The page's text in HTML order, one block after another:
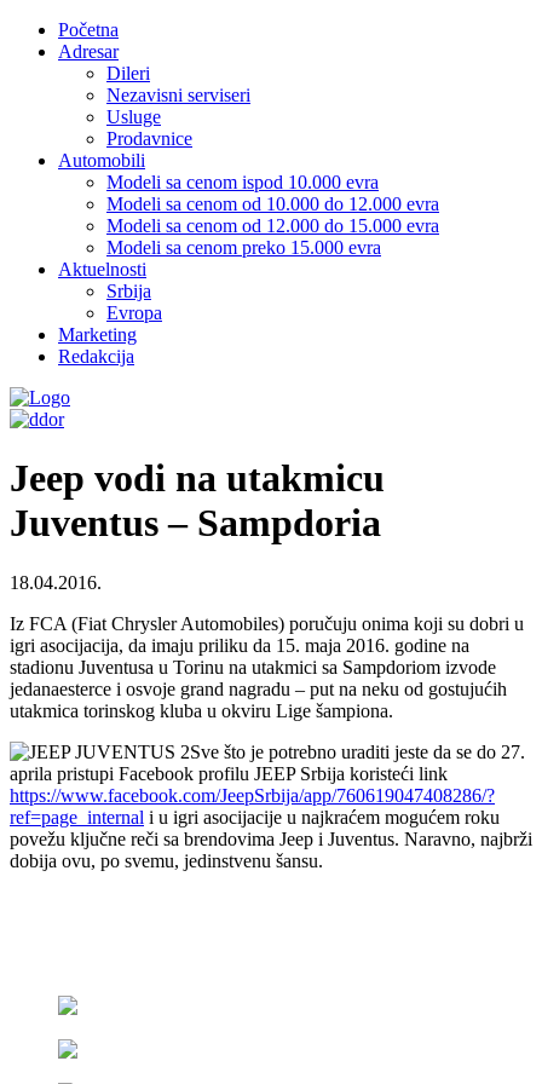
Početna
Adresar
Dileri
Nezavisni serviseri
Usluge
Prodavnice
Automobili
Modeli sa cenom ispod 10.000 evra
Modeli sa cenom od 10.000 do 12.000 evra
Modeli sa cenom od 12.000 do 15.000 evra
Modeli sa cenom preko 15.000 evra
Aktuelnosti
Srbija
Evropa
Marketing
Redakcija
Jeep vodi na utakmicu
Juventus – Sampdoria
18.04.2016.
Iz FCA (Fiat Chrysler Automobiles) poručuju onima koji su dobri u
igri asocijacija, da imaju priliku da 15. maja 2016. godine na
stadionu Juventusa u Torinu na utakmici sa Sampdoriom izvode
jedanaesterce i osvoje grand nagradu – put na neku od gostujućih
utakmica torinskog kluba u okviru Lige šampiona.
Sve što je potrebno uraditi jeste da se do 27.
aprila pristupi Facebook profilu JEEP Srbija koristeći link
https://www.facebook.com/JeepSrbija/app/760619047408286/?
ref=page_internal i u igri asocijacije u najkraćem mogućem roku
povežu ključne reči sa brendovima Jeep i Juventus. Naravno, najbrži
dobija ovu, po svemu, jedinstvenu šansu.